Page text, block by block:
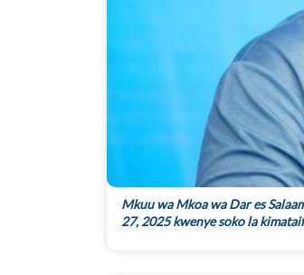
Mkuu wa Mkoa wa Dar es
27, 2025 kwenye soko la